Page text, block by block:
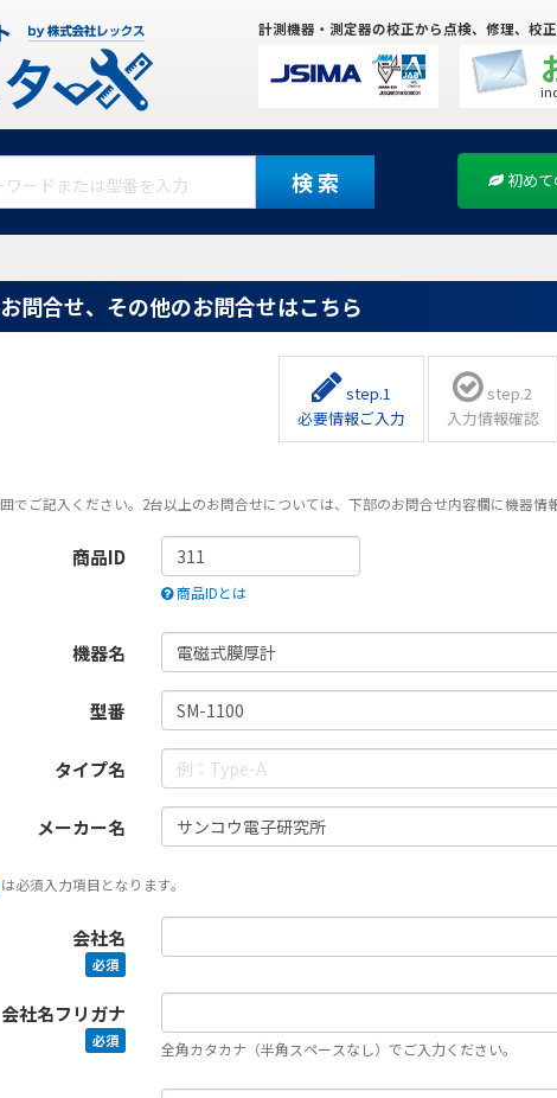
計測機器・測定器の校正から点検、修理、校
検 索 初め
問合せ、その他のお問合せはこちら
step.1
必要情報ご入力
step.2
入力情報確認
でご記入ください。2台以上のお問合せについては、下部のお問合せ内容欄に機器情
商品ID
商品IDとは
機器名
型番
タイプ名
メーカー名
は必須入力項目となります。
会社名
必須
会社名フリガナ
必須 全角カタカナ（半角スペースなし）でご入力ください。